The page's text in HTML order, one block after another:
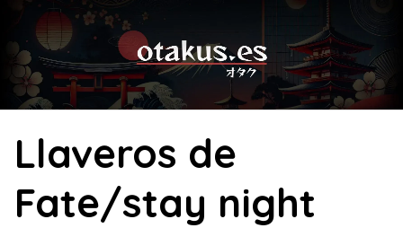
content
Llaveros de
Fate/stay night